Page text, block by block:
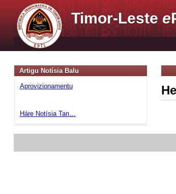
Timor-Lestee
Artigu Notísia Balu
Aprovizionamentu
Háre Notísia Tan…